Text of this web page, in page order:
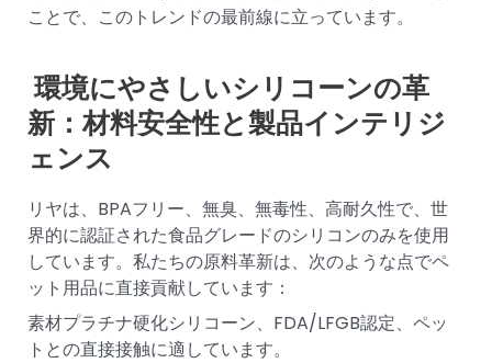
ことで、このトレンドの最前線に立っています。
環境にやさしいシリコーンの革
新：材料安全性と製品インテリジ
ェンス
リヤは、BPAフリー、無臭、無毒性、高耐久性で、世
界的に認証された食品グレードのシリコンのみを使用
しています。私たちの原料革新は、次のような点でペ
ット用品に直接貢献しています：
素材プラチナ硬化シリコーン、FDA/LFGB認定、ペッ
トとの直接接触に適しています。